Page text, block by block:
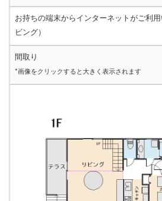
お持ちの端末からインターネットがご利
ビング）
間取り
*画像をクリックすると大きく表示されます